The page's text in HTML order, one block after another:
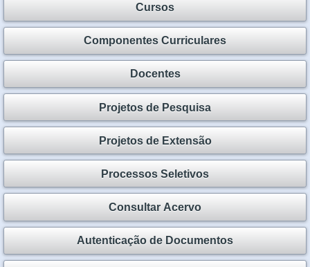
Cursos
Componentes Curriculares
Docentes
Projetos de Pesquisa
Projetos de Extensão
Processos Seletivos
Consultar Acervo
Autenticação de Documentos